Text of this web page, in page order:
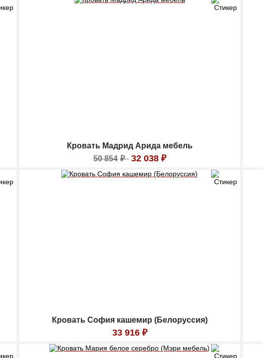
Кровать Мадрид Арида мебель
50 854 ₽ 32 038 ₽
Кровать София кашемир (Белоруссия)
33 916 ₽